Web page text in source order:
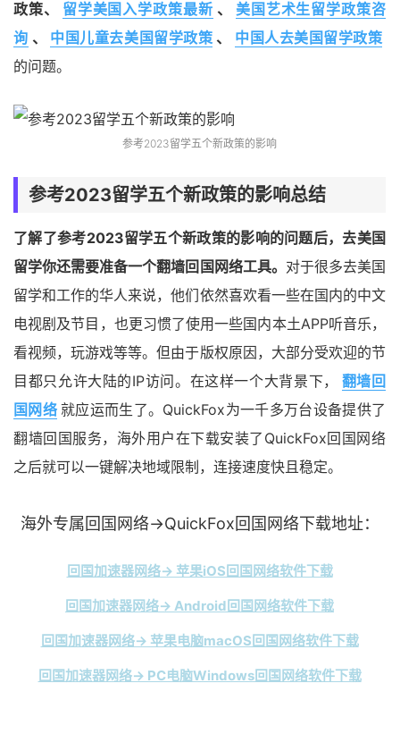
政策、 留学美国入学政策最新 、
美国艺术生留学政策咨
询 、 中国儿童去美国留学政策 、
中国人去美国留学政策
的问题。
参考2023留学五个新政策的影响
参考2023留学五个新政策的影响总结
了解了参考2023留学五个新政策的影响的问题后，去美国
留学你还需要准备一个翻墙回国网络工具。 对于很多去美国
留学和工作的华人来说，他们依然喜欢看一些在国内的中文
电视剧及节目，也更习惯了使用一些国内本土APP听音乐，
看视频，玩游戏等等。但由于版权原因，大部分受欢迎的节
目都只允许大陆的IP访问。在这样一个大背景下，
翻墙回
国网络 就应运而生了。QuickFox为一千多万台设备提供了
翻墙回国服务，海外用户在下载安装了QuickFox回国网络
之后就可以一键解决地域限制，连接速度快且稳定。
海外专属回国网络→QuickFox回国网络下载地址：
回国加速器网络→ 苹果iOS回国网络软件下载
回国加速器网络→ Android回国网络软件下载
回国加速器网络→ 苹果电脑macOS回国网络软件下载
回国加速器网络→ PC电脑Windows回国网络软件下载